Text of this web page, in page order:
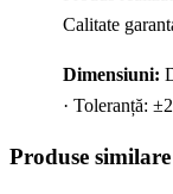
Calitate
Dimensiuni:
· Toleranță:
Produse similare